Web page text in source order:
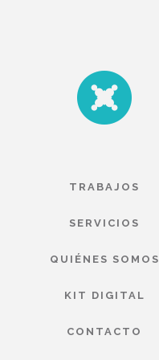
TRABAJOS
SERVICIOS
QUIÉNES SOMOS
KIT DIGITAL
CONTACTO